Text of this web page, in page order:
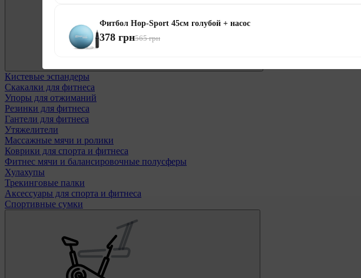
Кистевые эспандеры
Скакалки для фитнеса
Упоры для отжиманий
Резинки для фитнеса
Гантели для фитнеса
Утяжелители
Массажные мячи и ролики
Коврики для спорта и фитнеса
Фитнес мячи и балансировочные полусферы
Хулахупы
Трекинговые палки
Аксессуары для спорта и фитнеса
Спортивные сумки
Фитбол Hop-Sport 45см голубой + насос
378 грн565 грн